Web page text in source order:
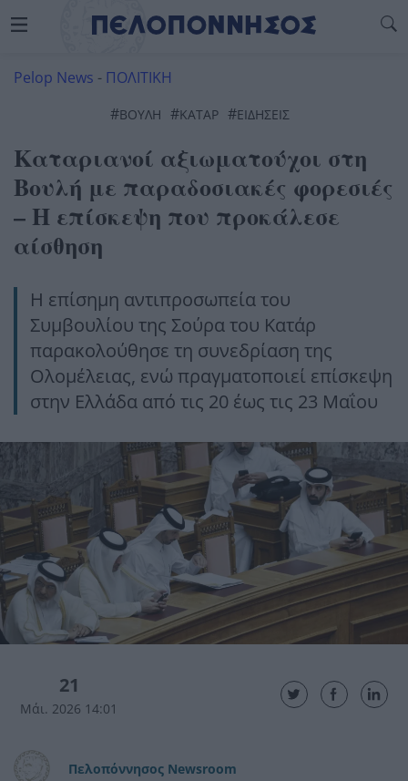
Pelop News - ΠΟΛΙΤΙΚΗ
#ΒΟΥΛΗ #ΚΑΤΑΡ #ΕΙΔΗΣΕΙΣ
Καταριανοί αξιωματούχοι στη
Βουλή με παραδοσιακές φορεσιές
– Η επίσκεψη που προκάλεσε
αίσθηση
Η επίσημη αντιπροσωπεία του
Συμβουλίου της Σούρα του Κατάρ
παρακολούθησε τη συνεδρίαση της
Ολομέλειας, ενώ πραγματοποιεί επίσκεψη
στην Ελλάδα από τις 20 έως τις 23 Μαΐου
21
Μάι. 2026 14:01
Πελοπόννησος Newsroom